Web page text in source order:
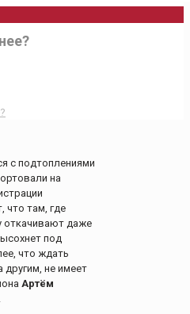
с подтоплениями
на
что там, где
откачивают даже
под
что ждать
другим, не имеет
Артём